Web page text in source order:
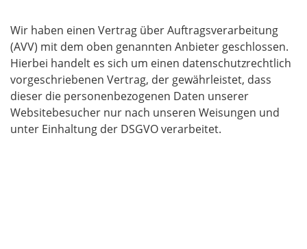
Wir haben einen Vertrag über Auftragsverarbeitung
(AVV) mit dem oben genannten Anbieter geschlossen.
Hierbei handelt es sich um einen datenschutzrechtlich
vorgeschriebenen Vertrag, der gewährleistet, dass
dieser die personenbezogenen Daten unserer
Websitebesucher nur nach unseren Weisungen und
unter Einhaltung der DSGVO verarbeitet.